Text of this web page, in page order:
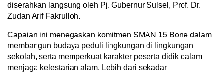
diserahkan langsung oleh Pj. Gubernur Sulsel, Prof. Dr.
Zudan Arif Fakrulloh.
Capaian ini menegaskan komitmen SMAN 15 Bone dalam
membangun budaya peduli lingkungan di lingkungan
sekolah, serta memperkuat karakter peserta didik dalam
menjaga kelestarian alam. Lebih dari sekadar